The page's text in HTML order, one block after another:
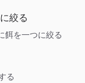
絞る
餌を一つに絞る
る